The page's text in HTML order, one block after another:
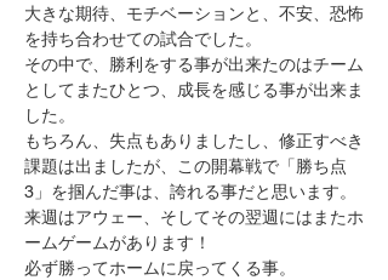
大きな期待、モチベーションと、不安、恐怖
を持ち合わせての試合でした。
その中で、勝利をする事が出来たのはチーム
としてまたひとつ、成長を感じる事が出来ま
した。
もちろん、失点もありましたし、修正すべき
課題は出ましたが、この開幕戦で「勝ち点
3」を掴んだ事は、誇れる事だと思います。
来週はアウェー、そしてその翌週にはまたホ
ームゲームがあります！
必ず勝ってホームに戻ってくる事。